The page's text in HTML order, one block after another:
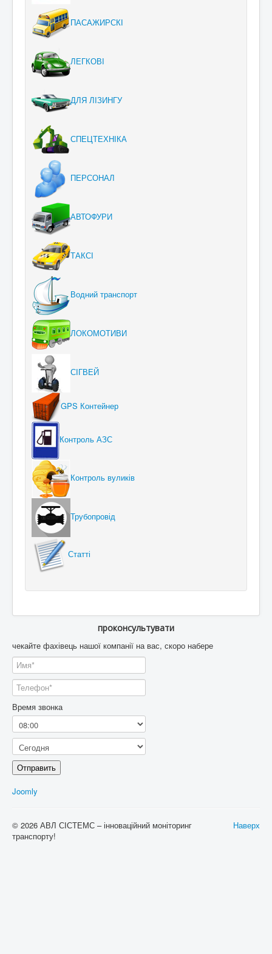
ПАСАЖИРСКІ
ЛЕГКОВІ
ДЛЯ ЛІЗИНГУ
СПЕЦТЕХНІКА
ПЕРСОНАЛ
АВТОФУРИ
ТАКСІ
Водний транспорт
ЛОКОМОТИВИ
СІГВЕЙ
GPS Контейнер
Контроль АЗС
Контроль вуликів
Трубопровід
Статті
проконсультувати
чекайте фахівець нашої компанії на вас, скоро набере
Время звонка
Отправить
Joomly
Наверх
© 2026 АВЛ СІСТЕМС – інноваційний моніторинг
транспорту!